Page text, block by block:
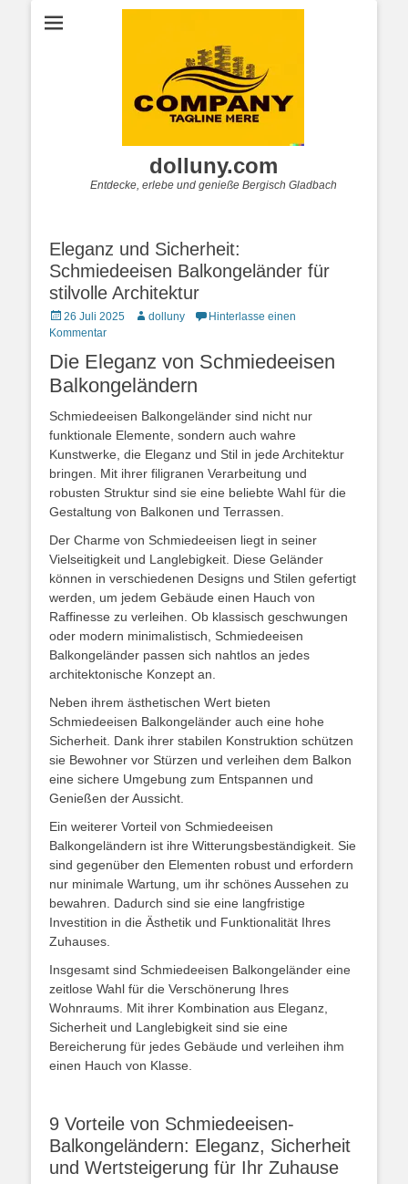
dolluny.com
Entdecke, erlebe und genieße Bergisch Gladbach
Eleganz und Sicherheit:
Schmiedeeisen Balkongeländer für
stilvolle Architektur
Posted
on
26 Juli 2025 Autordolluny
Hinterlasse einen
Kommentar
Die Eleganz von Schmiedeeisen
Balkongeländern
Schmiedeeisen Balkongeländer sind nicht nur
funktionale Elemente, sondern auch wahre
Kunstwerke, die Eleganz und Stil in jede Architektur
bringen. Mit ihrer filigranen Verarbeitung und
robusten Struktur sind sie eine beliebte Wahl für die
Gestaltung von Balkonen und Terrassen.
Der Charme von Schmiedeeisen liegt in seiner
Vielseitigkeit und Langlebigkeit. Diese Geländer
können in verschiedenen Designs und Stilen gefertigt
werden, um jedem Gebäude einen Hauch von
Raffinesse zu verleihen. Ob klassisch geschwungen
oder modern minimalistisch, Schmiedeeisen
Balkongeländer passen sich nahtlos an jedes
architektonische Konzept an.
Neben ihrem ästhetischen Wert bieten
Schmiedeeisen Balkongeländer auch eine hohe
Sicherheit. Dank ihrer stabilen Konstruktion schützen
sie Bewohner vor Stürzen und verleihen dem Balkon
eine sichere Umgebung zum Entspannen und
Genießen der Aussicht.
Ein weiterer Vorteil von Schmiedeeisen
Balkongeländern ist ihre Witterungsbeständigkeit. Sie
sind gegenüber den Elementen robust und erfordern
nur minimale Wartung, um ihr schönes Aussehen zu
bewahren. Dadurch sind sie eine langfristige
Investition in die Ästhetik und Funktionalität Ihres
Zuhauses.
Insgesamt sind Schmiedeeisen Balkongeländer eine
zeitlose Wahl für die Verschönerung Ihres
Wohnraums. Mit ihrer Kombination aus Eleganz,
Sicherheit und Langlebigkeit sind sie eine
Bereicherung für jedes Gebäude und verleihen ihm
einen Hauch von Klasse.
9 Vorteile von Schmiedeeisen-
Balkongeländern: Eleganz, Sicherheit
und Wertsteigerung für Ihr Zuhause